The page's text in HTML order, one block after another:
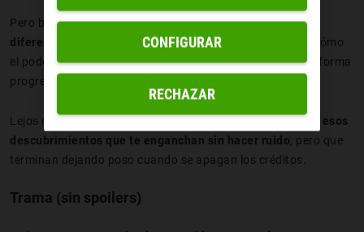
Pero bastan un par de episodios para notar quehay algo
diferente
. La serie no busca solo el shock, sino explorar cómo
el poder y el tiempo deforman las relaciones humanas de forma
progresiva.
Lejos de ser un refrito, The 8 Show se convierte enuno de esos
descubrimientos que te enganchan sin hacer ruido, pero que
terminan dejando poso cuando se apagan los créditos.
Trama (sin spoilers)
RECHAZAR
CONFIGURAR